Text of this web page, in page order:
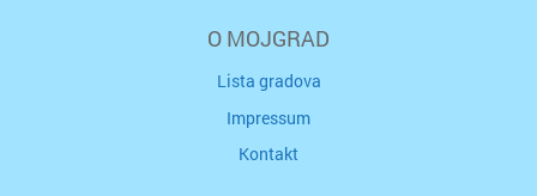
O MOJGRAD
Lista gradova
Impressum
Kontakt